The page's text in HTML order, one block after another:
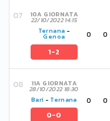
10A GIORNATA
22/10/2022 14:15
Ternana -
Genoa
1-2
0 0
11A GIORNATA
28/10/2022 18:30
Bari - Ternana
0-0
0 0